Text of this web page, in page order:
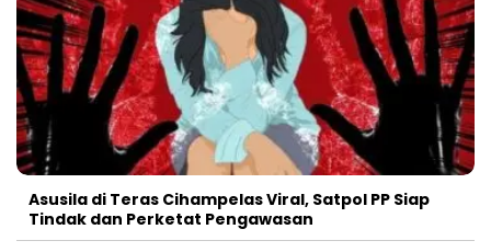
Asusila di Teras Cihampelas Viral, Satpol PP Siap
Tindak dan Perketat Pengawasan